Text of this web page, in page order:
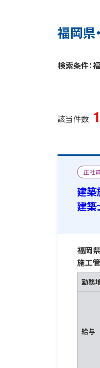
福岡県
検索条件：
該当件数
正社員
新築
建築
建築
福岡
施工
勤務
給与